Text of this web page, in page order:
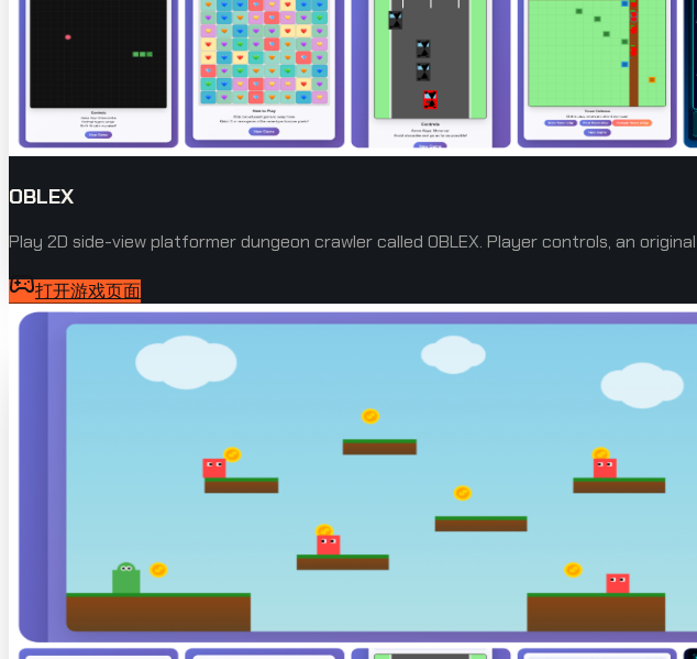
OBLEX
Play 2D side-view platformer dungeon crawler called OBLEX. Player controls, an
打开游戏页面